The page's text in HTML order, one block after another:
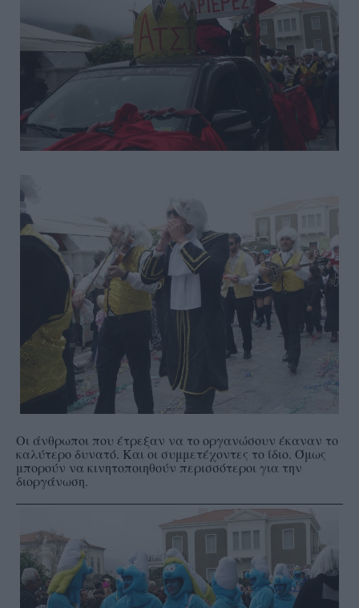
Οι άνθρωποι που έτρεξαν να το οργανώσουν έκαναν το
καλύτερο δυνατό. Και οι συμμετέχοντες το ίδιο. Όμως
μπορούν να κινητοποιηθούν περισσότεροι για την
διοργάνωση.